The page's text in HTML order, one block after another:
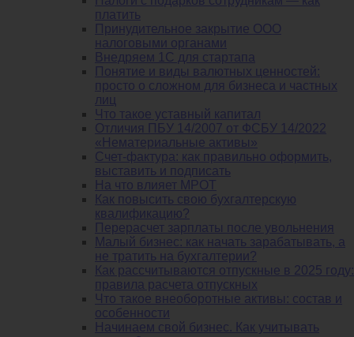
платить
Принудительное закрытие ООО
налоговыми органами
Внедряем 1С для стартапа
Понятие и виды валютных ценностей:
просто о сложном для бизнеса и частных
лиц
Что такое уставный капитал
Отличия ПБУ 14/2007 от ФСБУ 14/2022
«Нематериальные активы»
Счет-фактура: как правильно оформить,
выставить и подписать
На что влияет МРОТ
Как повысить свою бухгалтерскую
квалификацию?
Перерасчет зарплаты после увольнения
Малый бизнес: как начать зарабатывать, а
не тратить на бухгалтерии?
Как рассчитываются отпускные в 2025 году:
правила расчета отпускных
Что такое внеоборотные активы: состав и
особенности
Начинаем свой бизнес. Как учитывать